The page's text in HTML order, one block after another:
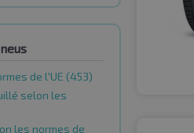
de l'UE (453)
selon les
les normes de